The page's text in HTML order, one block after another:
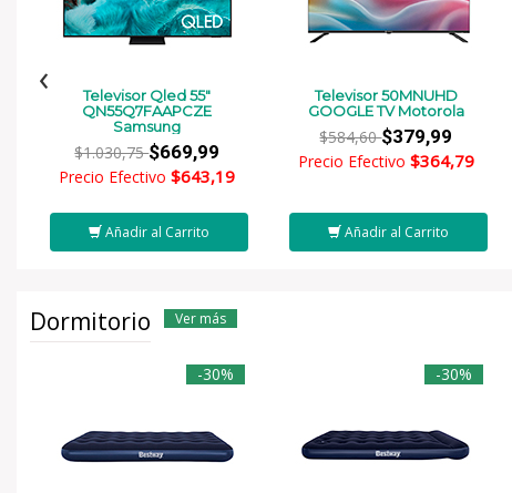
Televisor Qled 55"
QN55Q7FAAPCZE
Samsung
$1.030,75$669,99
Precio Efectivo$643,19
Añadir al Carrito
Televisor 50MNUHD
GOOGLE TV Motorola
$584,60$379,99
Precio Efectivo $364,79
Añadir al Carrito
‹
Dormitorio Ver más
-30% -30%